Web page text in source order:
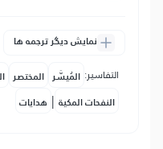
نمایش دیگر ترجمه ها
التفاسير: المُيسَّر المختصر
النفحات المكية | هدايات